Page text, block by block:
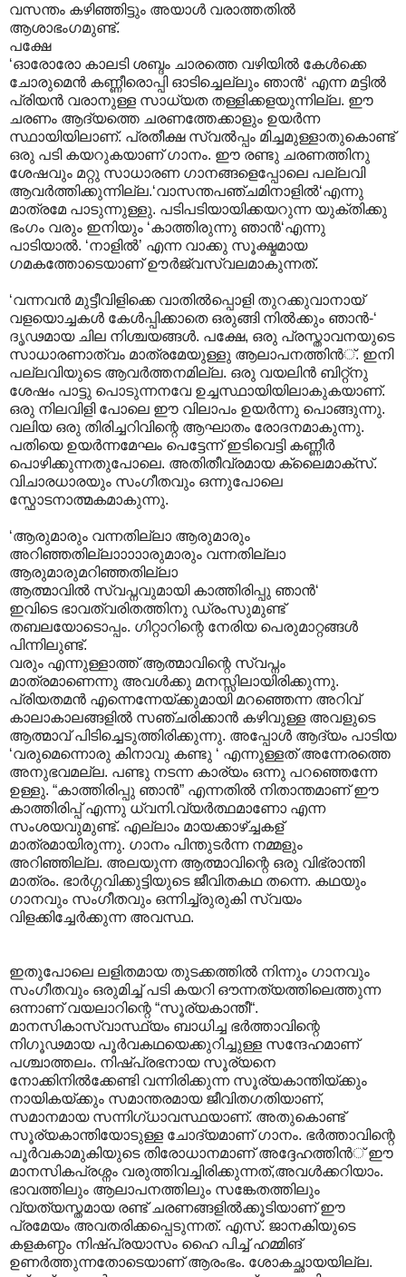
വസന്തം കഴിഞ്ഞിട്ടും അയാള്‍‍ വരാത്തതില്‍
ആശാഭംഗമുണ്ട്.
പക്ഷേ
‘ഓരോരോ കാലടി ശബ്ദം ചാരത്തെ വഴിയില്‍‍ കേള്‍ക്കെ
ചോരുമെന്‍ കണ്ണീരൊപ്പി ഓടിച്ചെല്ലും ഞാന്‍‘ എന്ന മട്ടില്‍
പ്രിയന്‍ വരാനുള്ള സാധ്യത തള്ളിക്കളയുന്നില്ല. ഈ
ചരണം ആദ്യത്തെ ചരണത്തേക്കാളും ഉയര്‍ന്ന
സ്ഥായിയിലാണ്. പ്രതീക്ഷ സ്വല്‍പ്പം മിച്ചമുള്ളാതുകൊണ്ട്
ഒരു പടി കയറുകയാണ് ഗാനം. ഈ രണ്ടു ചരണത്തിനു
ശേഷവും മറ്റു സാധാരണ ഗാനങ്ങളെപ്പോലെ പല്ലവി
ആവര്‍ത്തിക്കുന്നില്ല.‘വാസന്തപഞ്ചമിനാളില്‍‘എന്നു
മാത്രമേ പാടുന്നുള്ളു. പടിപടിയായിക്കയറുന്ന യുക്തിക്കു
ഭംഗം വരും ഇനിയും ‘കാത്തിരുന്നു ഞാന്‍‘എ‍ന്നു
പാടിയാല്‍. ‘നാളില്‍’ എന്ന വാക്കു സൂക്ഷ്മമായ
ഗമകത്തോടെയാണ് ഊര്‍ജ്വസ്വലമാകുന്നത്.
‘വന്നവന്‍ മുട്ടീവിളിക്കെ വാതില്‍പ്പൊളി തുറക്കുവാനായ്
വളയൊച്ചകള്‍ കേള്‍പ്പിക്കാതെ ഒരുങ്ങി നില്‍ക്കും ഞാന്‍-‘
ദൃഢമായ ചില നിശ്ചയങ്ങള്‍. പക്ഷേ, ഒരു പ്രസ്താവനയുടെ
സാധാരണാത്വം മാത്രമേയുള്ളു ആലാപനത്തിന്‍്. ഇനി
പല്ലവിയുടെ ആവര്‍ത്തനമില്ല. ഒരു വയലിന്‍ ബിറ്റ്നു
ശേഷം പാട്ടു പൊടുന്നനവേ ഉച്ചസ്ഥായിയിലാകുകയാണ്.
ഒരു നിലവിളി പോലെ ഈ വിലാപം ഉയര്‍ന്നു പൊങ്ങുന്നു.
വലിയ ഒരു തിരിച്ചറിവിന്റെ ആഘാതം രോദനമാകുന്നു.
പതിയെ ഉയര്‍ന്നമേഘം പെട്ടേന്ന് ഇടിവെട്ടി കണ്ണീര്‍
പൊഴിക്കുന്നതുപോലെ. അതിതീവ്രമായ ക്ലൈമാക്സ്.
വിചാരധാരയും സംഗീതവും ഒന്നുപോലെ
സ്ഫോടനാത്മകമാകുന്നു.
‘ആരുമാരും വന്നതില്ലാ ആരുമാരും
അറിഞ്ഞതില്ലാ‍ാ‍ാ‍ാ‍ാരുമാരും വന്നതില്ലാ
ആരുമാരുമറിഞ്ഞതില്ലാ
ആത്മാവില്‍ സ്വപ്നവുമായി കാത്തിരിപ്പു ഞാന്‍‘
ഇവിടെ ഭാവത്വരിതത്തിനു ഡ്രംസുമുണ്ട്
തബലയോടൊപ്പം. ഗിറ്റാറിന്റെ നേരിയ പെരുമാറ്റങ്ങള്‍
പിന്നിലുണ്ട്.
വരും എന്നുള്ളാത്ത് ആത്മാവിന്റെ സ്വപ്നം
മാത്രമാണെന്നു അവള്‍ക്കു മനസ്സിലായിരിക്കുന്നു.
പ്രിയതമന്‍ എന്നെന്നേയ്ക്കുമായി മറഞ്ഞെന്ന അറിവ്
കാലാകാലങ്ങളില്‍‍ സഞ്ചരിക്കാന്‍ കഴിവുള്ള അവളുടെ
ആത്മാവ് പിടിച്ചെടുത്തിരിക്കുന്നു. അപ്പോള്‍ ആദ്യം പാടിയ
‘വരുമെന്നൊരു കിനാവു കണ്ടു ‘ എന്നുള്ളത് അന്നേരത്തെ
അനുഭവമല്ല. പണ്ടു നടന്ന കാര്യം ഒന്നു പറഞ്ഞെന്നേ
ഉള്ളു. “കാത്തിരിപ്പു ഞാന്‍” എന്നതില്‍ നിതാന്തമാണ് ഈ
കാത്തിരിപ്പ് എന്നു ധ്വനി.വ്യര്‍ത്ഥമാണോ എന്ന
സംശയവുമുണ്ട്. എല്ലാം മായക്കാഴ്ച്ചകള്
‍മാത്രമായിരുന്നു. ഗാനം പിന്തുടര്‍ന്ന നമ്മളും
അറിഞ്ഞില്ല. അലയുന്ന ആത്മാവിന്റെ ഒരു വിഭ്രാന്തി
മാത്രം. ഭാര്‍ഗ്ഗവിക്കുട്ടിയുടെ ജീവിതകഥ തന്നെ. കഥയും
ഗാനവും സംഗീതവും ഒന്നിച്ച്രുരുകി സ്വയം
വിളക്കിച്ചേര്‍ക്കുന്ന അവസ്ഥ.
ഇതുപോലെ ലളിതമായ തുടക്കത്തില്‍ നിന്നും ഗാനവും
സംഗീതവും ഒരുമിച്ച് പടി കയറി ഔന്നത്യത്തിലെത്തുന്ന
ഒന്നാണ് വയലാറിന്റെ “സൂര്യകാന്തീ“.
മാനസികാസ്വാസ്ഥ്യം ബാധിച്ച ഭര്‍ത്താവിന്റെ
നിഗൂഢമായ പൂര്‍വകഥയെക്കുറിച്ചുള്ള സന്ദേഹമാണ്
പശ്ചാത്തലം. നിഷ്പ്രഭനായ സൂര്യനെ
നോക്കിനില്‍ക്കേണ്ടി വന്നിരിക്കുന്ന സൂര്യകാന്തിയ്ക്കും
നായികയ്ക്കും സമാന്തരമായ ജീവിതഗതിയാണ്,
സമാനമായ സന്നിഗ്ധാവസ്ഥയാണ്. അതുകൊണ്ട്
സൂര്യകാന്തിയോടുള്ള ചോദ്യമാണ് ഗാനം. ഭര്‍ത്താവിന്റെ
പൂര്‍വകാമുകിയുടെ തിരോധാനമാണ് അദ്ദേഹത്തിന്‍് ഈ
മാനസികപ്രശ്നം വരുത്തിവച്ചിരിക്കുന്നത്,അവള്‍ക്കറിയാം.
ഭാവത്തിലും ആലാപനത്തിലും സങ്കേതത്തിലും
വ്യത്യസ്തമായ രണ്ട് ചരണങ്ങളില്‍ക്കൂടിയാണ് ‍ഈ
പ്രമേയം അവതരിക്കപ്പെടുന്നത്. എസ്. ജാനകിയുടെ
കളകണ്ഠം നിഷ്പ്രയാസം ഹൈ പിച്ച് ഹമ്മിങ്
ഉണര്‍ത്തുന്നതോടെയാണ് ആരംഭം. ശോകച്ഛായയില്ല.